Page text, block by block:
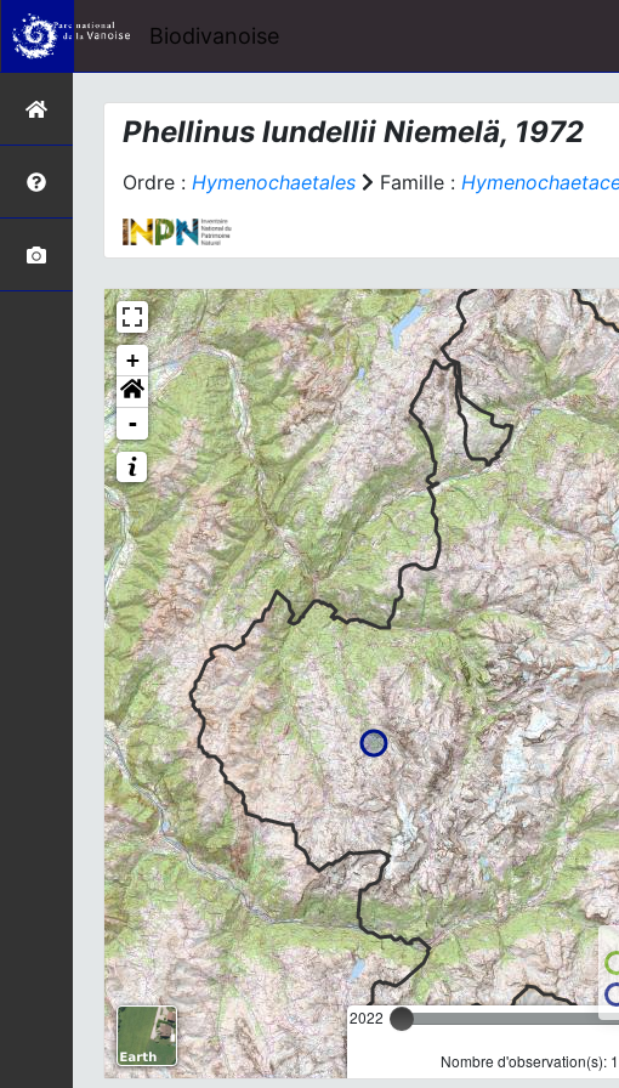
Biodivanoise
Phellinus lundellii Niemelä, 1972
Ordre : Hymenochaetales Famille :
+
-
2022
Nombre d'observation(s): 1